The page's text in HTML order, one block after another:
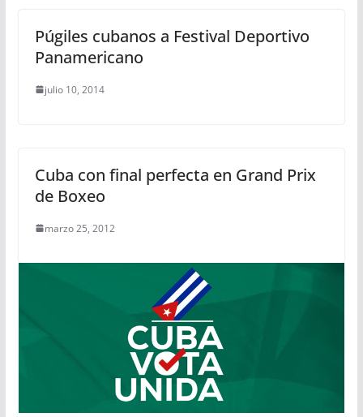
Púgiles cubanos a Festival Deportivo
Panamericano
julio 10, 2014
Cuba con final perfecta en Grand Prix
de Boxeo
marzo 25, 2012